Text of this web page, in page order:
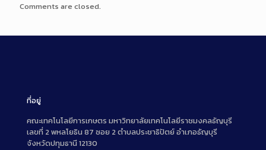
Comments are closed.
ที่อยู่
คณะเทคโนโลยีการเกษตร มหาวิทยาลัยเทคโนโลยีราชมงคลธัญบุรี
เลขที่ 2 พหลโยธิน 87 ซอย 2 ตำบลประชาธิปัตย์ อำเภอธัญบุรี
จังหวัดปทุมธานี 12130